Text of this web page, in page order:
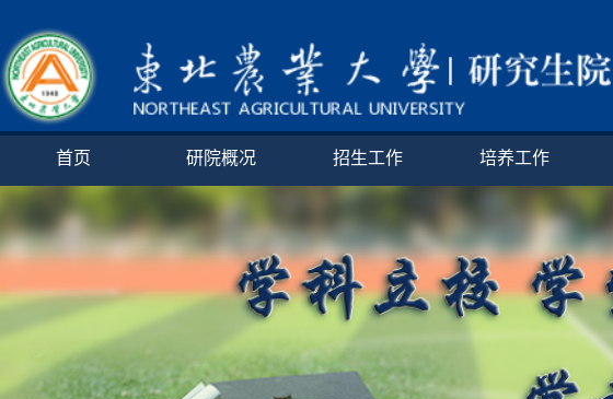
首页 研院概况 招生工作 培养工作